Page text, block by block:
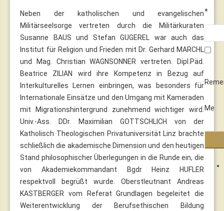
*
Me
Neben der katholischen und evangelischen
Militärseelsorge vertreten durch die Militärkuraten
Susanne BAUS und Stefan GUGEREL war auch das
Institut für Religion und Frieden mit Dr. Gerhard MARCHL
und Mag. Christian WAGNSONNER vertreten. Dipl.Päd.
Beatrice ZILIAN wird ihre Kompetenz in Bezug auf
Interkulturelles Lernen einbringen, was besonders für
Internationale Einsätze und den Umgang mit Kameraden
mit Migrationshintergrund zunehmend wichtiger wird.
Univ.-Ass. DDr. Maximilian GOTTSCHLICH von der
Katholisch Theologischen Privatuniversität Linz brachte
schließlich die akademische Dimension und den heutigen
Stand philosophischer Überlegungen in die Runde ein, die
von Akademiekommandant Bgdr Heinz HUFLER
respektvoll begrüßt wurde. Oberstleutnant Andreas
KASTBERGER vom Referat Grundlagen begeleitet die
Weiterentwicklung der Berufsethischen Bildung